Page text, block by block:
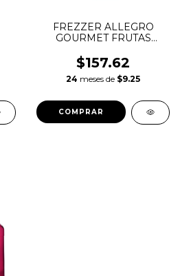
FREZZER ALLEGRO
GOURMET FRUTAS
PET 1 LT
$157.62
24 meses de $9.25